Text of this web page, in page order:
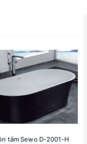
tắm Sewo D-2001-H